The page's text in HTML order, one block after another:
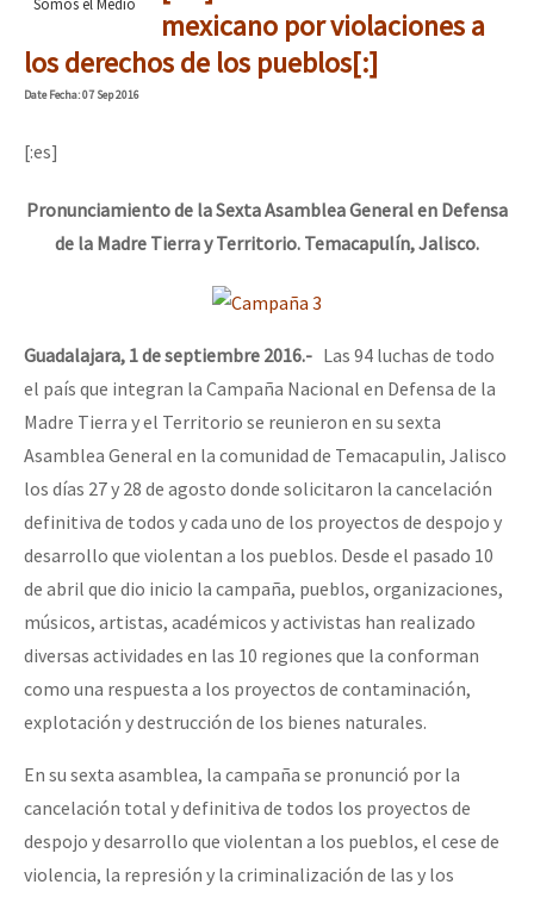
Mundo
EZLN
AutonomÍa y Resistencia
Megaproyectos
Migración
Niñxs
ETIQUETAS
Audio
Fotorreportaje
Otras secciones
Semillero Guerra contra la Humanidad. (Las poblaciones y
la naturaleza bajo asedio)
Libros para descargar
COVID-19
[CDMX – 20 julio] Jornadas globales por la libertad de Jesús
“Sonhando a Terra do Bem Virá” se publica no Estado Espanhol
Se o México sabe, que o mundo saiba! Nossas lutas pela
[25 abr – CDMX] Tokín por el CNI: 30 años de Resistencia y
mexicano por violaciones a
los derechos de los pueblos[:]
DateFecha: 07 Sep 2016
[:es]
Pronunciamiento de la Sexta Asamblea General en Defensa
de la Madre Tierra y Territorio. Temacapulín, Jalisco.
Guadalajara, 1 de septiembre 2016.- Las 94 luchas de todo
el país que integran la Campaña Nacional en Defensa de la
Madre Tierra y el Territorio se reunieron en su sexta
Asamblea General en la comunidad de Temacapulin, Jalisco
los días 27 y 28 de agosto donde solicitaron la cancelación
definitiva de todos y cada uno de los proyectos de despojo y
desarrollo que violentan a los pueblos. Desde el pasado 10
de abril que dio inicio la campaña, pueblos, organizaciones,
músicos, artistas, académicos y activistas han realizado
diversas actividades en las 10 regiones que la conforman
como una respuesta a los proyectos de contaminación,
explotación y destrucción de los bienes naturales.
En su sexta asamblea, la campaña se pronunció por la
cancelación total y definitiva de todos los proyectos de
despojo y desarrollo que violentan a los pueblos, el cese de
violencia, la represión y la criminalización de las y los